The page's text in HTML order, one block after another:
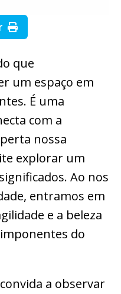
que
um espaço em
É uma
com a
nossa
explorar um
Ao nos
entramos em
e a beleza
do
a observar